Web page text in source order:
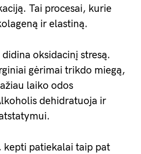
Tai procesai, kurie
ir elastiną.
oksidacinį stresą.
gėrimai trikdo miegą,
laiko odos
dehidratuoja ir
kepti patiekalai taip pat